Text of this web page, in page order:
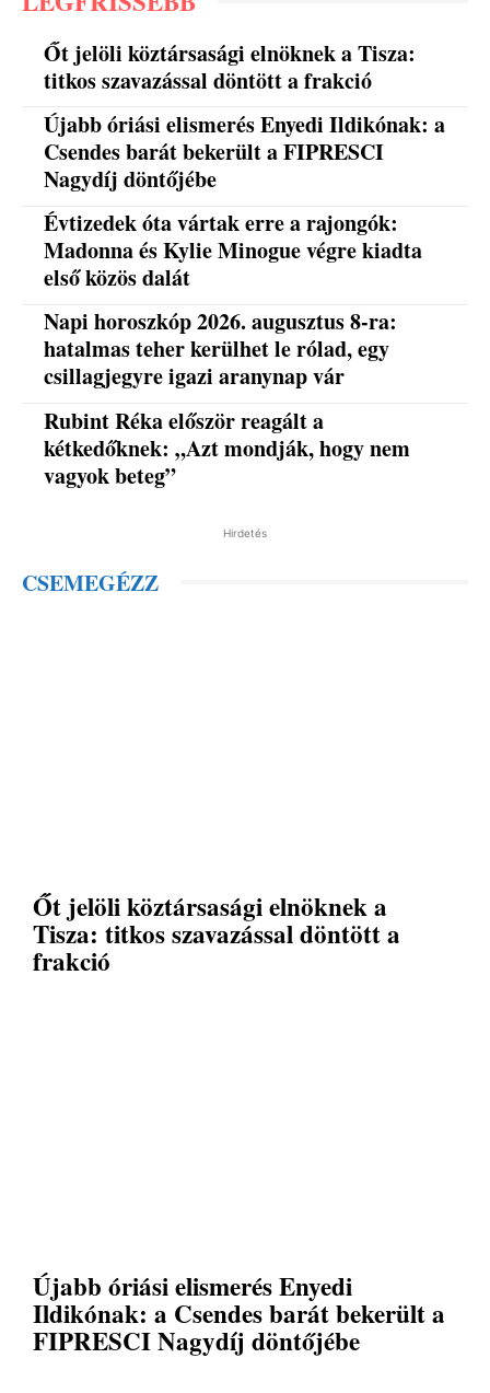
Őt jelöli köztársasági elnöknek a Tisza:
titkos szavazással döntött a frakció
Újabb óriási elismerés Enyedi Ildikónak: a
Csendes barát bekerült a FIPRESCI
Nagydíj döntőjébe
Évtizedek óta vártak erre a rajongók:
Madonna és Kylie Minogue végre kiadta
első közös dalát
Napi horoszkóp 2026. augusztus 8-ra:
hatalmas teher kerülhet le rólad, egy
csillagjegyre igazi aranynap vár
Rubint Réka először reagált a
kétkedőknek: „Azt mondják, hogy nem
vagyok beteg”
Hirdetés
CSEMEGÉZZ
Őt jelöli köztársasági elnöknek a
Tisza: titkos szavazással döntött a
frakció
Újabb óriási elismerés Enyedi
Ildikónak: a Csendes barát bekerült a
FIPRESCI Nagydíj döntőjébe